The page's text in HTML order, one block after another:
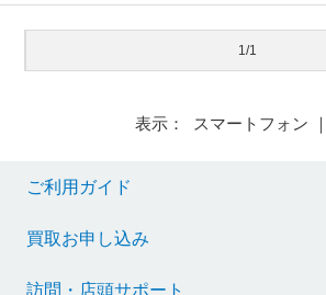
1/1
表示： スマートフォン ｜
ご利用ガイド
買取お申し込み
訪問・店頭サポート